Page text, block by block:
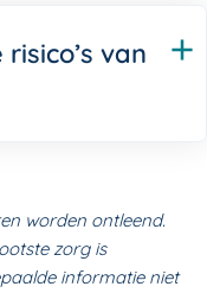
van
worden ontleend.
zorg is
informatie niet